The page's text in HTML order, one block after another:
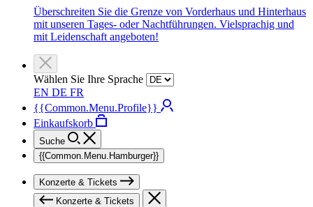
Überschreiten Sie die Grenze von Vorderhaus und Hinterhaus
mit unseren Tages- oder Nachtführungen. Vielsprachig und
mit Leidenschaft angeboten!
Wählen Sie Ihre Sprache
EN DE FR
{{Common.Menu.Profile}}
Einkaufskorb
Suche
{{Common.Menu.Hamburger}}
Konzerte & Tickets
Konzerte & Tickets